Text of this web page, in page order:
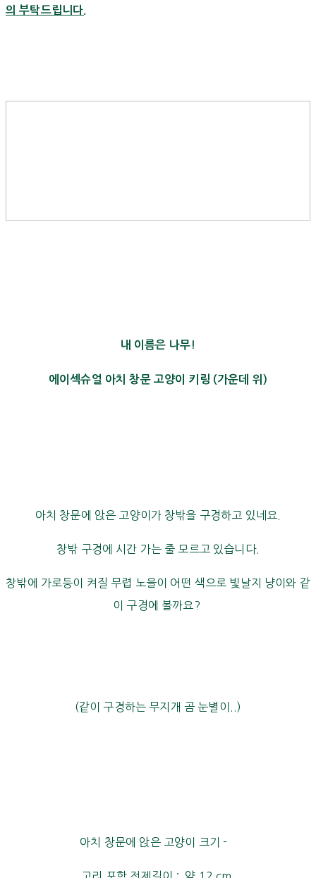
의 부탁드립니다.
내 이름은 나무!
에이섹슈얼 아치 창문 고양이 키링 (가운데 위)
아치 창문에 앉은 고양이가 창밖을 구경하고 있네요.
창밖 구경에 시간 가는 줄 모르고 있습니다.
창밖에 가로등이 켜질 무렵 노을이 어떤 색으로 빛날지 냥이와 같
이 구경에 볼까요?
(같이 구경하는 무지개 곰 눈별이..)
아치 창문에 앉은 고양이 크기 -